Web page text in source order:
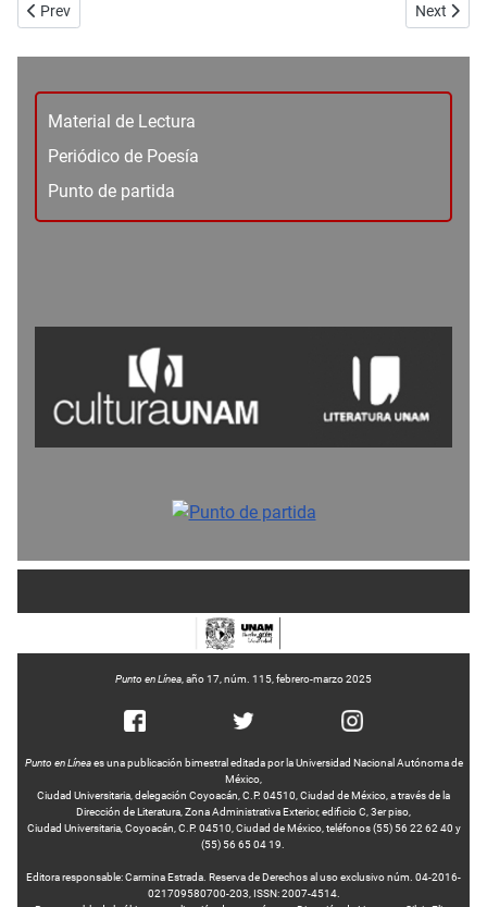
Material de Lectura
Periódico de Poesía
Punto de partida
Previous article: No. 104_Entrevistas - Los sonidos que somos.
Prev Next
Next
Punto en Línea , año 17, núm. 115, febrero-marzo 2025
Punto en Líneaes una publicación bimestral editada por la Universidad Nacional Autónoma de
México,
Ciudad Universitaria, delegación Coyoacán, C.P. 04510, Ciudad de México, a través de la
Dirección de Literatura, Zona Administrativa Exterior, edificio C, 3er piso,
Ciudad Universitaria, Coyoacán, C.P. 04510, Ciudad de México, teléfonos (55) 56 22 62 40 y
(55) 56 65 04 19.
Editora responsable: Carmina Estrada. Reserva de Derechos al uso exclusivo núm. 04-2016-
021709580700-203, ISSN: 2007-4514.